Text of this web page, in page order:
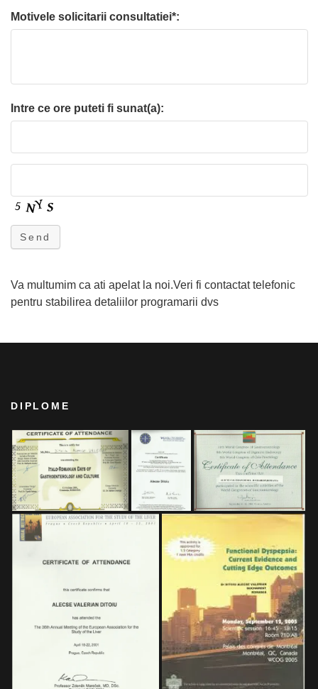
Motivele solicitarii consultatiei*:
Intre ce ore puteti fi sunat(a):
Send
Va multumim ca ati apelat la noi.Veri fi contactat telefonic
pentru stabilirea detaliilor programarii dvs
DIPLOME